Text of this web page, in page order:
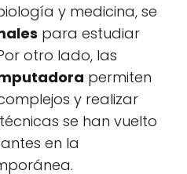
y medicina, se
para estudiar
otro lado, las
permiten
y realizar
se han vuelto
en la